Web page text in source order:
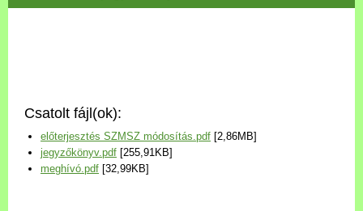
Választási információk
Versenyképes Járások
Csatolt fájl(ok):
előterjesztés SZMSZ módosítás.pdf [2,86MB]
jegyzőkönyv.pdf [255,91KB]
meghívó.pdf [32,99KB]